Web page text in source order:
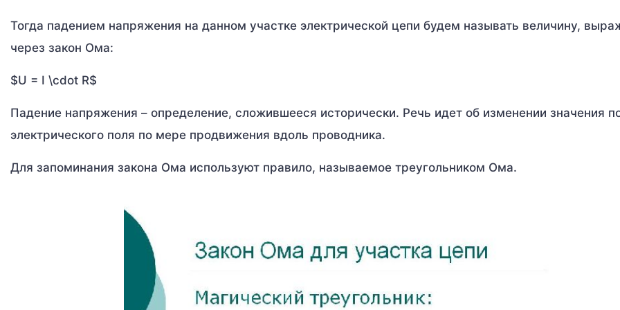
Тогда падением напряжения на данном участке электрической цепи будем называть величину,
через закон Ома:
$U = I \cdot R$
Падение напряжения – определение, сложившееся исторически. Речь идет об изменении значения
электрического поля по мере продвижения вдоль проводника.
Для запоминания закона Ома используют правило, называемое треугольником Ома.